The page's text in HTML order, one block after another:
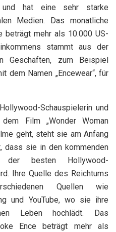
und hat eine sehr starke
Medien. Das monatliche
beträgt mehr als 10.000 US-
stammt aus der
Geschäften, zum Beispiel
Namen „Encewear“, für
Schauspielerin und
Film „Wonder Woman
geht, steht sie am Anfang
dass sie in den kommenden
besten Hollywood-
Ihre Quelle des Reichtums
Quellen wie
und YouTube, wo sie ihre
Leben hochlädt. Das
Ence beträgt mehr als